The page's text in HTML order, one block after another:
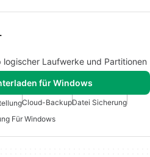
logischer Laufwerke und Partitionen
für Windows
Cloud-BackupDatei Sicherung
Für Windows